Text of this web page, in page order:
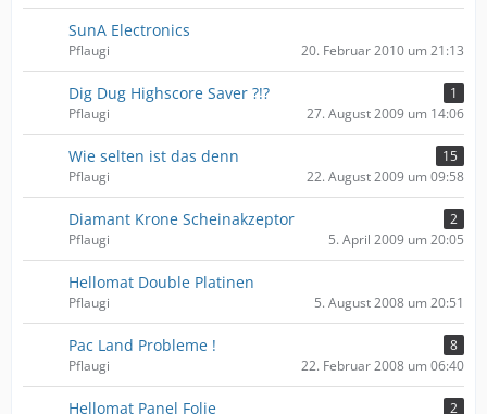
SunA Electronics
Pflaugi 20. Februar 2010 um 21:13
Dig Dug Highscore Saver ?!?
1
Pflaugi
27. August 2009 um 14:06
Wie selten ist das denn
15
Pflaugi
22. August 2009 um 09:58
Diamant Krone Scheinakzeptor
2
Pflaugi
5. April 2009 um 20:05
Hellomat Double Platinen
Pflaugi 5. August 2008 um 20:51
Pac Land Probleme !
8
Pflaugi
22. Februar 2008 um 06:40
Hellomat Panel Folie 2